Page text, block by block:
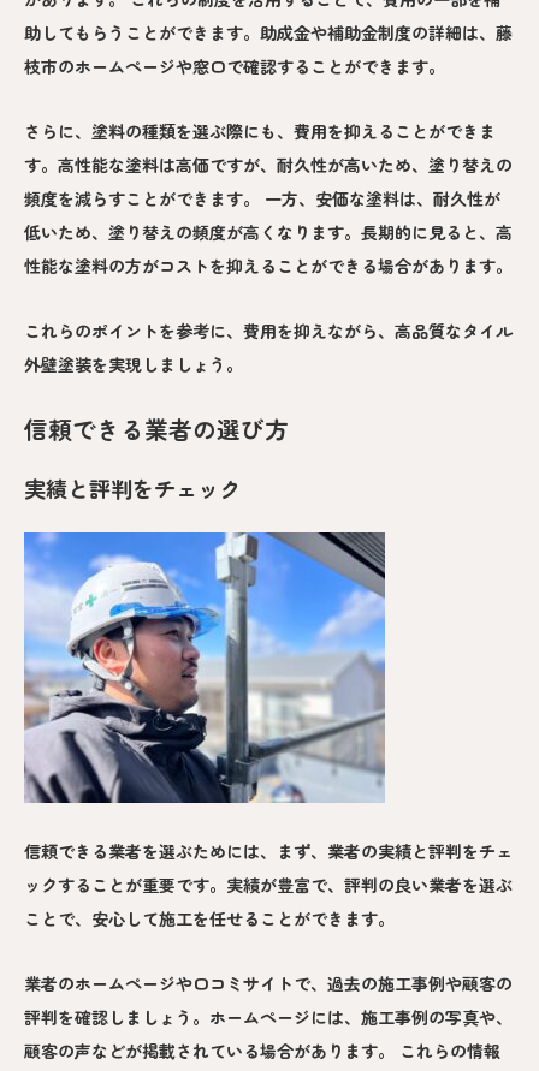
助してもらうことができます。助成金や補助金制度の詳細は、藤
枝市のホームページや窓口で確認することができます。
さらに、塗料の種類を選ぶ際にも、費用を抑えることができま
す。高性能な塗料は高価ですが、耐久性が高いため、塗り替えの
頻度を減らすことができます。 一方、安価な塗料は、耐久性が
低いため、塗り替えの頻度が高くなります。長期的に見ると、高
性能な塗料の方がコストを抑えることができる場合があります。
これらのポイントを参考に、費用を抑えながら、高品質なタイル
外壁塗装を実現しましょう。
信頼できる業者の選び方
実績と評判をチェック
信頼できる業者を選ぶためには、まず、業者の実績と評判をチェ
ックすることが重要です。実績が豊富で、評判の良い業者を選ぶ
ことで、安心して施工を任せることができます。
業者のホームページや口コミサイトで、過去の施工事例や顧客の
評判を確認しましょう。ホームページには、施工事例の写真や、
顧客の声などが掲載されている場合があります。 これらの情報